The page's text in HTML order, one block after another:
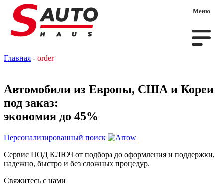
Меню
Главная - order
Автомобили из Европы, США и Кореи
под заказ:
экономия до 45%
Персонализированный поиск
Сервис ПОД КЛЮЧ от подбора до оформления и поддержки,
надежно, быстро и без сложных процедур.
Свяжитесь с нами